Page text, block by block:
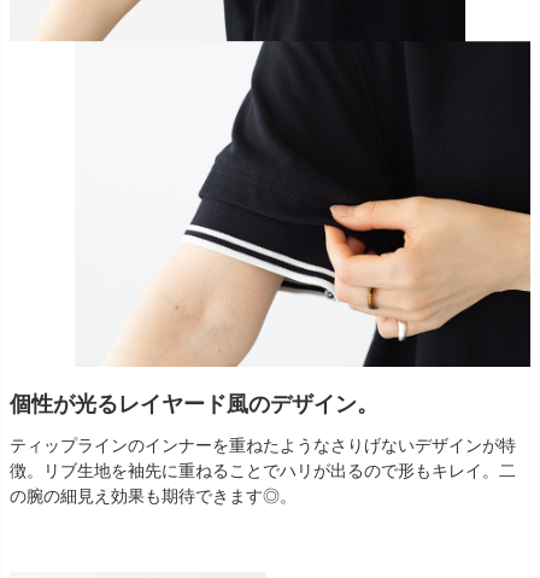
個性が光るレイヤード風のデザイン。
ティップラインのインナーを重ねたようなさりげないデザインが特
徴。リブ生地を袖先に重ねることでハリが出るので形もキレイ。二
の腕の細見え効果も期待できます◎。